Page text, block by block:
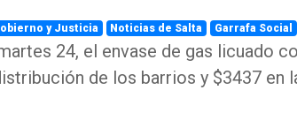
y Justicia Noticias de Salta Garrafa Social
24, el envase de gas licuado
de los barrios y $3437 en